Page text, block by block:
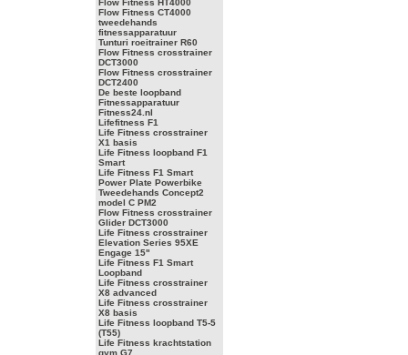
Flow Fitness HT4000
Flow Fitness CT4000
tweedehands
fitnessapparatuur
Tunturi roeitrainer R60
Flow Fitness crosstrainer
DCT3000
Flow Fitness crosstrainer
DCT2400
De beste loopband
Fitnessapparatuur
Fitness24.nl
Lifefitness F1
Life Fitness crosstrainer
X1 basis
Life Fitness loopband F1
Smart
Life Fitness F1 Smart
Power Plate Powerbike
Tweedehands Concept2
model C PM2
Flow Fitness crosstrainer
Glider DCT3000
Life Fitness crosstrainer
Elevation Series 95XE
Engage 15"
Life Fitness F1 Smart
Loopband
Life Fitness crosstrainer
X8 advanced
Life Fitness crosstrainer
X8 basis
Life Fitness loopband T5-5
(T55)
Life Fitness krachtstation
gym G7